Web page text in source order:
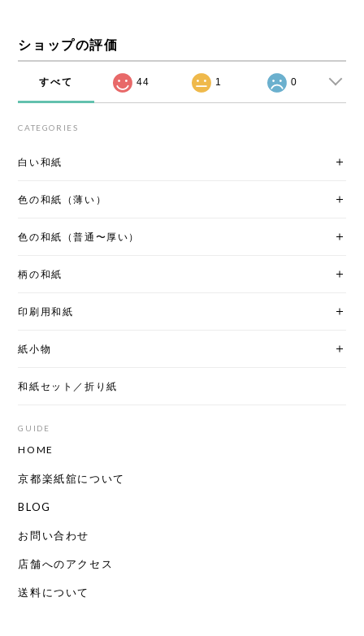
ショップの評価
すべて 44 1 0
CATEGORIES
白い和紙
色の和紙（薄い）
色の和紙（普通〜厚い）
柄の和紙
印刷用和紙
紙小物
和紙セット／折り紙
GUIDE
HOME
京都楽紙舘について
BLOG
お問い合わせ
店舗へのアクセス
送料について